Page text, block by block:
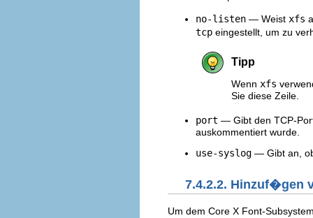
no-listen — Weist xfs
tcp eingestellt, um zu
Tipp
Wenn xfs
Sie diese Zeile.
port — Gibt den TCP-
auskommentiert wurde.
use-syslog — Gibt an,
7.4.2.2. Hinzuf�gen
Um dem Core X Font-